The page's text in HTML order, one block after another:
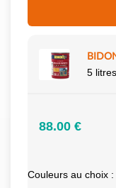
5
88.00 €
Couleurs au choix :